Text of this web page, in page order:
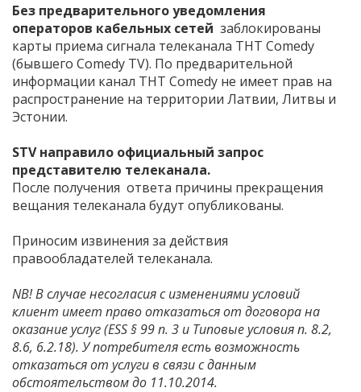
Без предварительного уведомления
операторов кабельных сетей заблокированы
карты приема сигнала телеканала ТНТ Comedy
(бывшего Comedy TV). По предварительной
информации канал ТНТ Comedy не имеет прав на
распространение на территории Латвии, Литвы и
Эстонии.
STV направило официальный запрос
представителю телеканала.
После получения ответа причины прекращения
вещания телеканала будут опубликованы.
Приносим извинения за действия
правообладателей телеканала.
NB! В случае несогласия с изменениями условий
клиент имеет право отказаться от договора на
оказание услуг (ESS § 99 п. 3 и Типовые условия п. 8.2,
8.6, 6.2.18). У потребителя есть возможность
отказаться от услуги в связи с данным
обстоятельством до 11.10.2014.